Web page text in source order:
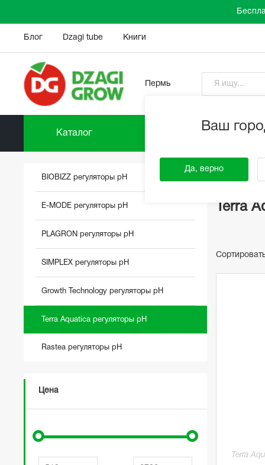
Блог Dzagi tube Книги
Пермь
Ваш
Да, верно
Каталог Прайс-
BIOBIZZ регуляторы pH
E-MODE регуляторы pH
PLAGRON регуляторы pH
SIMPLEX регуляторы pH
Growth Technology регуляторы pH
Terra Aquatica регуляторы pH
Rastea регуляторы pH
Цена
DzagiGrow
Terra
Terra